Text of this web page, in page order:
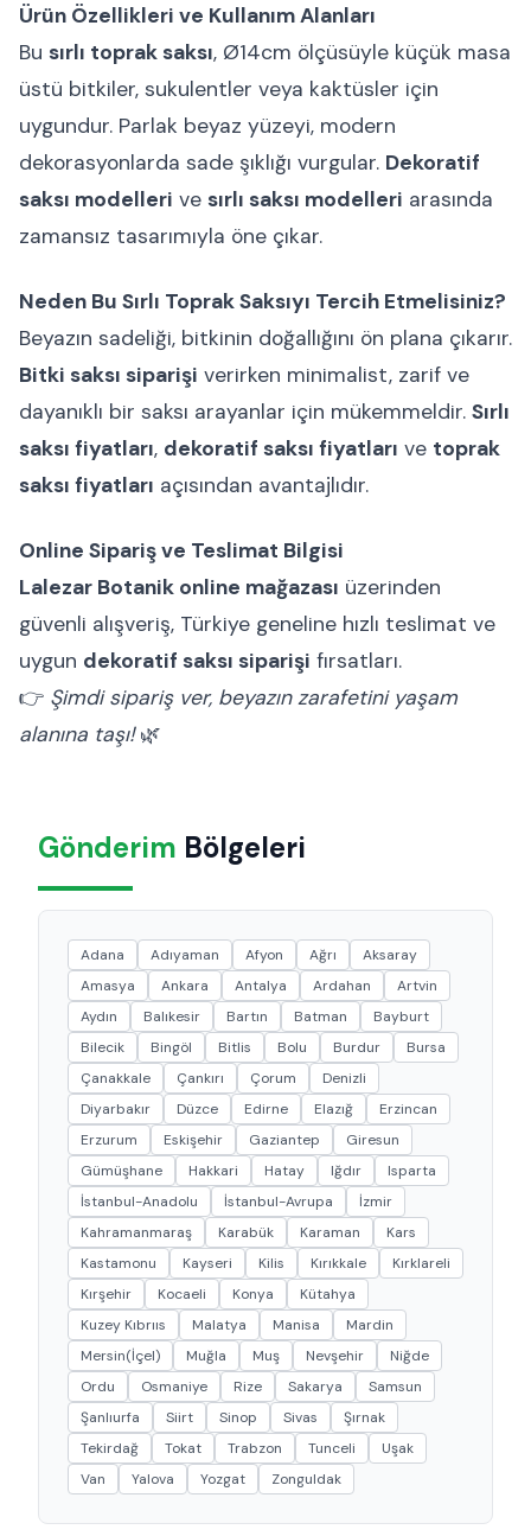
Ürün Özellikleri ve Kullanım Alanları
Bu sırlı toprak saksı, Ø14cm ölçüsüyle küçük masa
üstü bitkiler, sukulentler veya kaktüsler için
uygundur. Parlak beyaz yüzeyi, modern
dekorasyonlarda sade şıklığı vurgular. Dekoratif
saksı modelleri ve sırlı saksı modelleri arasında
zamansız tasarımıyla öne çıkar.
Neden Bu Sırlı Toprak Saksıyı Tercih Etmelisiniz?
Beyazın sadeliği, bitkinin doğallığını ön plana çıkarır.
Bitki saksı siparişi verirken minimalist, zarif ve
dayanıklı bir saksı arayanlar için mükemmeldir. Sırlı
saksı fiyatları, dekoratif saksı fiyatları ve toprak
saksı fiyatları açısından avantajlıdır.
Online Sipariş ve Teslimat Bilgisi
Lalezar Botanik online mağazası üzerinden
güvenli alışveriş, Türkiye geneline hızlı teslimat ve
uygun dekoratif saksı siparişi fırsatları.
👉 Şimdi sipariş ver, beyazın zarafetini yaşam
alanına taşı!🌿
Gönderim Bölgeleri
Adana Adıyaman Afyon Ağrı
Aksaray
Amasya
Ankara Antalya Ardahan
Artvin
Aydın
Balıkesir Bartın Batman
Bayburt
Bilecik
Bingöl Bitlis Bolu Burdur
Bursa
Çanakkale
Çankırı Çorum
Denizli
Diyarbakır
Düzce Edirne Elazığ
Erzincan
Erzurum
Eskişehir Gaziantep
Giresun
Gümüşhane
Hakkari Hatay Iğdır
Isparta
İstanbul-Anadolu
İstanbul-Avrupa
İzmir
Kahramanmaraş
Karabük Karaman
Kars
Kastamonu
Kayseri Kilis Kırıkkale
Kırklareli
Kırşehir
Kocaeli Konya
Kütahya
Kuzey Kıbrııs
Malatya Manisa
Mardin
Mersin(İçel)
Muğla Muş Nevşehir
Niğde
Ordu
Osmaniye Rize Sakarya
Samsun
Şanlıurfa
Siirt Sinop Sivas
Şırnak
Tekirdağ
Tokat Trabzon Tunceli
Uşak
Van
Yalova Yozgat Zonguldak